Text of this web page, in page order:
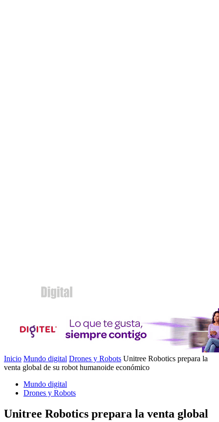
Inicio Mundo digital Drones y Robots Unitree Robotics prepara la
venta global de su robot humanoide económico
Mundo digital
Drones y Robots
Unitree Robotics prepara la venta global